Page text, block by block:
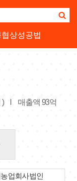
상성공법
)
매출액 93억
업회사법인